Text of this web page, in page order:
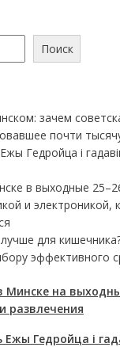
Поиск
зачем
почти
Гедройца і
в выходные
и электроникой,
для
эффективного
Минске на
развлечения
Ежы Гедройца і